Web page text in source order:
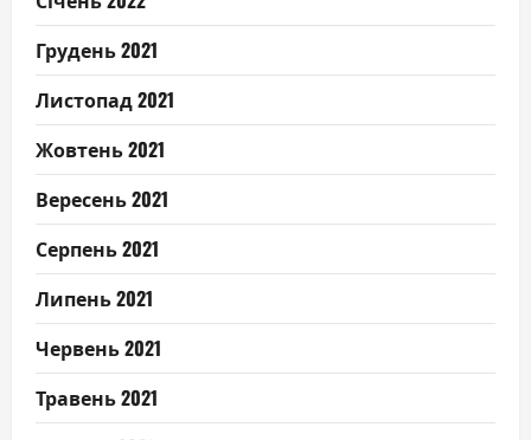
Грудень 2021
Листопад 2021
Жовтень 2021
Вересень 2021
Серпень 2021
Липень 2021
Червень 2021
Травень 2021